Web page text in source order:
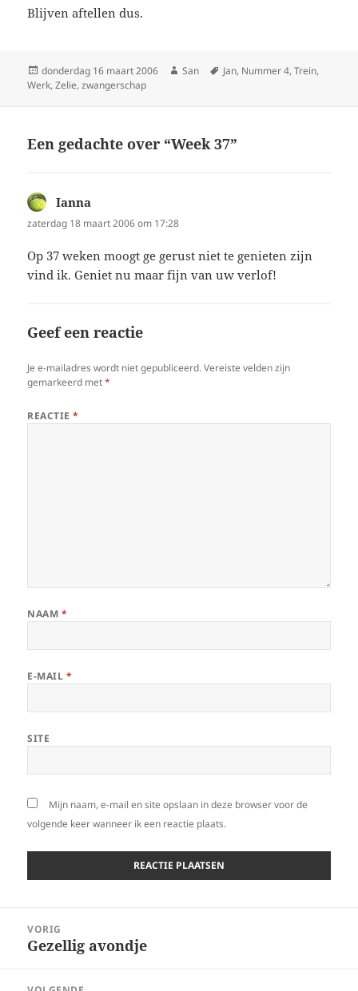
Blijven aftellen dus.
Geplaatst
op
donderdag 16 maart 2006 Auteur
San Tags
Jan, Nummer 4,Trein,
Werk,Zelie,zwangerschap
Een gedachte over “Week 37”
Ianna
zaterdag 18 maart 2006 om 17:28
Op 37 weken moogt ge gerust niet te genieten zijn
vind ik. Geniet nu maar fijn van uw verlof!
Geef een reactie
Je e-mailadres wordt niet gepubliceerd. Vereiste velden zijn
gemarkeerd met*
REACTIE*
NAAM *
E-MAIL *
SITE
Mijn naam, e-mail en site opslaan in deze browser voor de
volgende keer wanneer ik een reactie plaats.
navigatie
VORIG
Vorig
Gezellig avondje